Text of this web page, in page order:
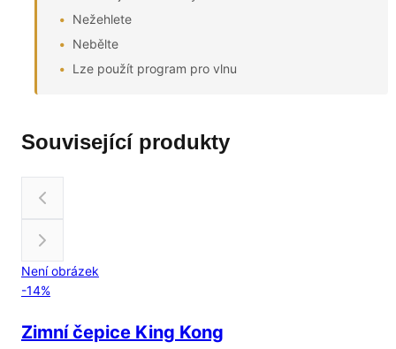
Nežehlete
Nebělte
Lze použít program pro vlnu
Související produkty
Není obrázek
-14%
Zimní čepice King Kong